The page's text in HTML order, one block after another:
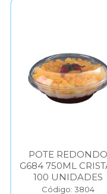
POTE REDONDO
G684 750ML
100 UNIDADES
Código: 3804